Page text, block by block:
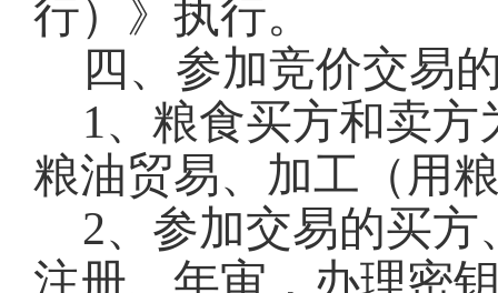
行）》执行。
四、参加竞价交易
1、粮食买方和卖
粮油贸易、加工（用
2、参加交易的买
注册、年审，办理密